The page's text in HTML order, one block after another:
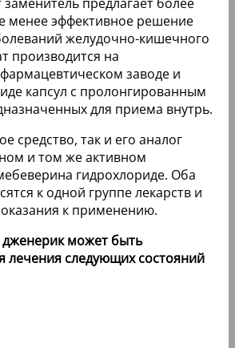
менее эффективное решение
желудочно-кишечного
производится на
заводе и
капсул с пролонгированным
для приема внутрь.
средство, так и его аналог
и том же активном
гидрохлориде. Оба
к одной группе лекарств и
к применению.
может быть
лечения следующих состояний